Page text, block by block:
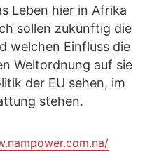
Leben hier in Afrika
sollen zukünftig die
welchen Einfluss die
Weltordnung auf sie
der EU sehen, im
stehen.